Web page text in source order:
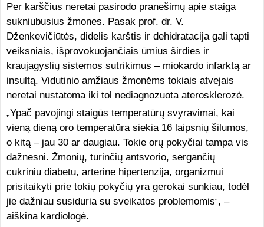
Per karščius neretai pasirodo pranešimų apie staiga
sukniubusius žmones. Pasak prof. dr. V.
Dženkevičiūtės, didelis karštis ir dehidratacija gali tapti
veiksniais, išprovokuojančiais ūmius širdies ir
kraujagyslių sistemos sutrikimus – miokardo infarktą ar
insultą. Vidutinio amžiaus žmonėms tokiais atvejais
neretai nustatoma iki tol nediagnozuota aterosklerozė.
„Ypač pavojingi staigūs temperatūrų svyravimai, kai
vieną dieną oro temperatūra siekia 16 laipsnių šilumos,
o kitą – jau 30 ar daugiau. Tokie orų pokyčiai tampa vis
dažnesni. Žmonių, turinčių antsvorio, sergančių
cukriniu diabetu, arterine hipertenzija, organizmui
prisitaikyti prie tokių pokyčių yra gerokai sunkiau, todėl
jie dažniau susiduria su sveikatos problemomis“, –
aiškina kardiologė.